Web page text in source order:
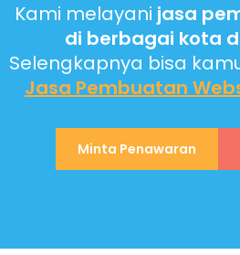
Kami melayani jasa
di berbagai kota
Selengkapnya bisa
Jasa Pembuatan
Minta Penawaran